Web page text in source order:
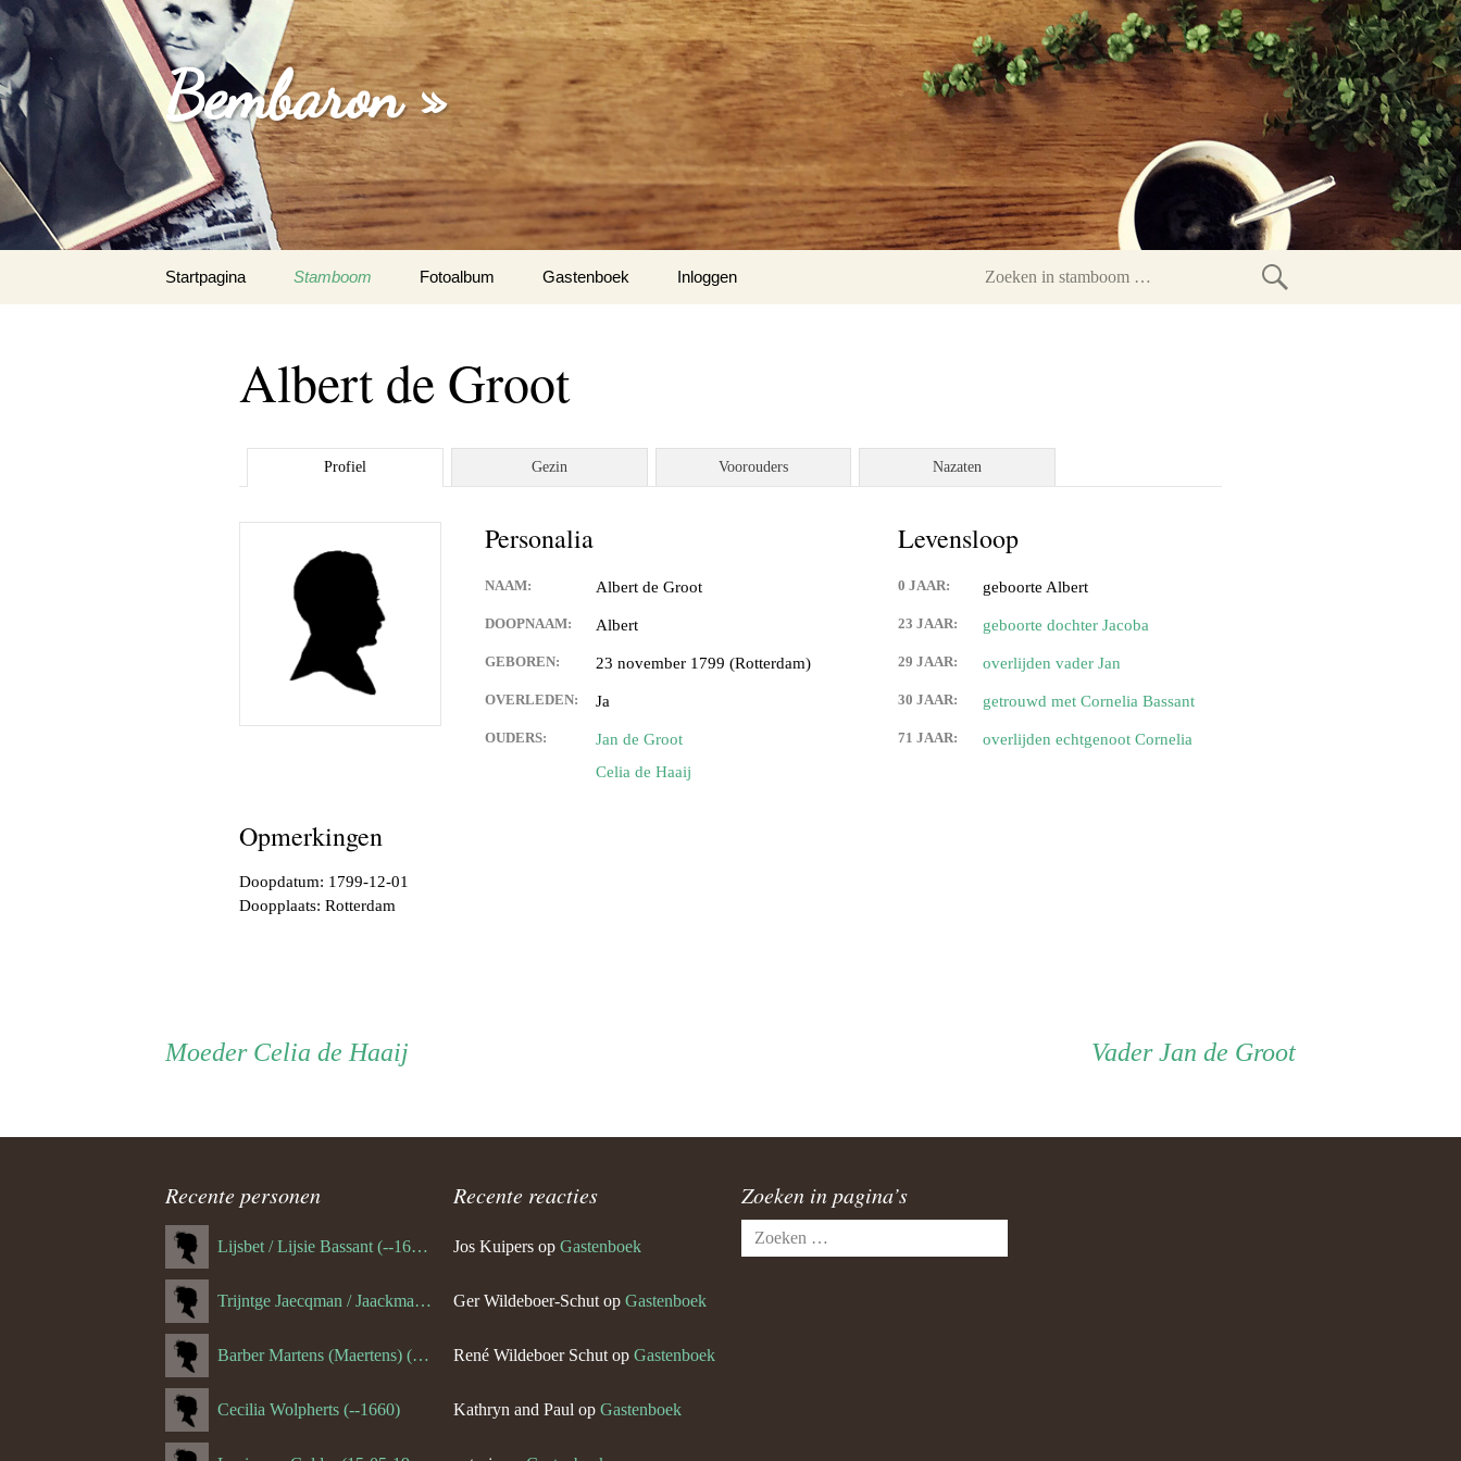
Bembaron »
naar
Startpagina Stamboom Fotoalbum Gastenboek
Inloggen
Zoeken
Albert de Groot
Profiel Gezin Voorouders Nazaten
Personalia
NAAM: Albert de Groot
DOOPNAAM: Albert
GEBOREN: 23 november 1799 (Rotterdam)
OVERLEDEN: Ja
OUDERS:
Jan de Groot
Celia de Haaij
Levensloop
0 JAAR: geboorte Albert
23 JAAR: geboorte dochter Jacoba
29 JAAR: overlijden vader Jan
30 JAAR: getrouwd met Cornelia Bassant
71 JAAR: overlijden echtgenoot Cornelia
Opmerkingen
Doopdatum: 1799-12-01
Doopplaats: Rotterdam
Persoon
ouder
navigatie
VaderVader
Jan de Groot
Moeder Moeder
Celia de Haaij
Recente personen
Lijsbet / Lijsie Bassant (--1687)
Trijntge Jaecqman / Jaackman (--1651)
Barber Martens (Maertens) (--1658)
Cecilia Wolpherts (--1660)
Recente reacties
Jos Kuipers op Gastenboek
Ger Wildeboer-Schut op Gastenboek
René Wildeboer Schut op Gastenboek
Kathryn and Paul op Gastenboek
Zoeken in pagina’s
Zoeken
naar: